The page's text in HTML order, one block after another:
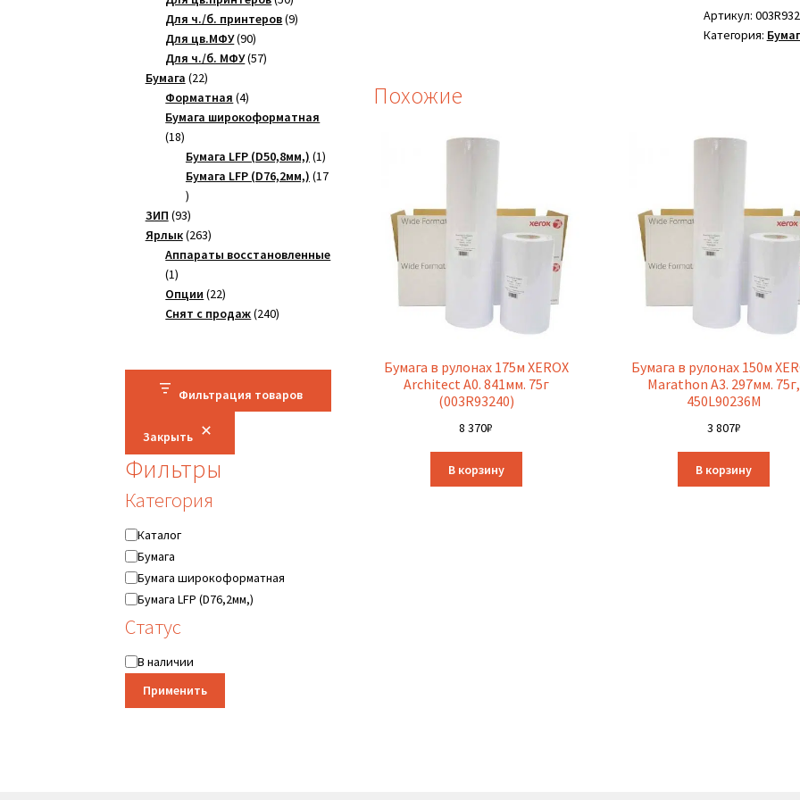
рулонах
175м
75г
шт)
(003R93236)
Артикул:
Категория:
Похожие
Бумага в рулонах 175м XEROX
Architect A0. 841мм. 75г
(003R93240)
8 370₽
В корзину
Бумага в рулонах 150м
Marathon A3. 297мм. 75г,
450L90236M
3 807₽
В корзину
товаров
Для ч./б. принтеров 99
Для цв.МФУ 9090
товаров
Для ч./б. МФУ 5757
Бумага 2222
товара
Форматная 44
товара
Бумага широкоформатная
1818
товаров
Бумага LFP (D50,8мм,) 11
товар
Бумага LFP (D76,2мм,) 17
17
товаров
ЗИП 9393
товара
Ярлык 263263
товара
Аппараты восстановленные
11
товар
Опции 2222
товара
Снят с продаж 240240
Фильтрация товаров
Закрыть
Фильтры
Категория
Категория
Каталог
Бумага
Бумага широкоформатная
Бумага LFP (D76,2мм,)
Статус
Статус
В наличии
Применить